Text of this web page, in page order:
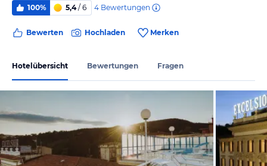
100% 5,4/ 6 4 Bewertungen
Bewerten Hochladen Merken
Hotelübersicht Bewertungen Fragen